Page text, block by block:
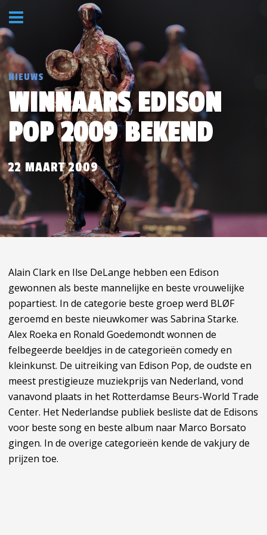
NIEUWS
WINNAARS EDISON
POP 2009 BEKEND
22 MAART 2009
Alain Clark en Ilse DeLange hebben een Edison
gewonnen als beste mannelijke en beste vrouwelijke
popartiest. In de categorie beste groep werd BLØF
geroemd en beste nieuwkomer was Sabrina Starke.
Alex Roeka en Ronald Goedemondt wonnen de
felbegeerde beeldjes in de categorieën comedy en
kleinkunst. De uitreiking van Edison Pop, de oudste en
meest prestigieuze muziekprijs van Nederland, vond
vanavond plaats in het Rotterdamse Beurs-World Trade
Center. Het Nederlandse publiek besliste dat de Edisons
voor beste song en beste album naar Marco Borsato
gingen. In de overige categorieën kende de vakjury de
prijzen toe.